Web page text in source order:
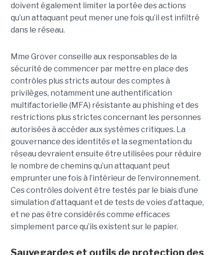
doivent également limiter la portée des actions
qu’un attaquant peut mener une fois qu’il est infiltré
dans le réseau.
Mme Grover conseille aux responsables de la
sécurité de commencer par mettre en place des
contrôles plus stricts autour des comptes à
privilèges, notamment une authentification
multifactorielle (MFA) résistante au phishing et des
restrictions plus strictes concernant les personnes
autorisées à accéder aux systèmes critiques. La
gouvernance des identités et la segmentation du
réseau devraient ensuite être utilisées pour réduire
le nombre de chemins qu’un attaquant peut
emprunter une fois à l’intérieur de l’environnement.
Ces contrôles doivent être testés par le biais d’une
simulation d’attaquant et de tests de voies d’attaque,
et ne pas être considérés comme efficaces
simplement parce qu’ils existent sur le papier.
Sauvegardes et outils de protection des